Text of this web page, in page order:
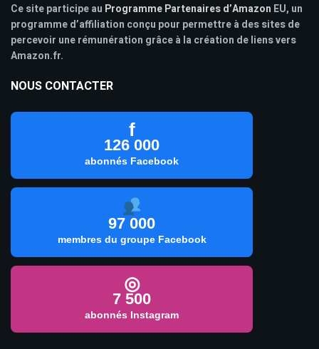
Ce site participe au Programme Partenaires d’Amazon EU, un
programme d’affiliation conçu pour permettre à des sites de
percevoir une rémunération grâce à la création de liens vers
Amazon.fr.
NOUS CONTACTER
f
126 000
abonnés Facebook
97 000
membres du groupe Facebook
◎
7 500
abonnés Instagram